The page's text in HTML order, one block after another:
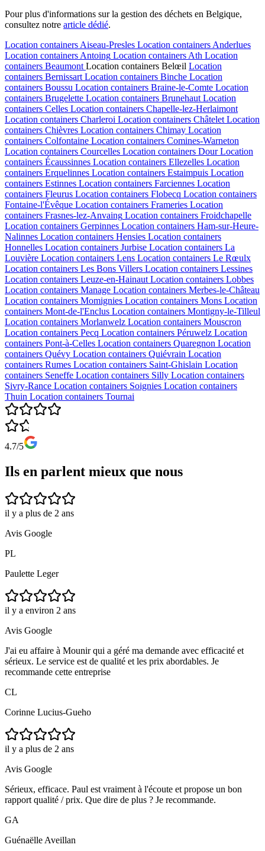
Pour plus d'informations sur la gestion des déchets en Belgique,
consultez notre article dédié.
Location containersAiseau-Presles Location containersAnderlues
Location containersAntoing Location containersAth Location
containers Beaumont Location containers Belœil Location
containers Bernissart Location containers Binche Location
containers Boussu Location containers Braine-le-Comte Location
containers Brugelette Location containers Brunehaut Location
containers Celles Location containers Chapelle-lez-Herlaimont
Location containers Charleroi Location containers Châtelet Location
containers Chièvres Location containers Chimay Location
containers Colfontaine Location containers Comines-Warneton
Location containers Courcelles Location containers Dour Location
containers Écaussinnes Location containers Ellezelles Location
containers Erquelinnes Location containers Estaimpuis Location
containers Estinnes Location containers Farciennes Location
containers Fleurus Location containers Flobecq Location containers
Fontaine-l'Évêque Location containers Frameries Location
containers Frasnes-lez-Anvaing Location containers Froidchapelle
Location containers Gerpinnes Location containers Ham-sur-Heure-
Nalinnes Location containers Hensies Location containers
Honnelles Location containers Jurbise Location containers La
Louvière Location containers Lens Location containers Le Rœulx
Location containers Les Bons Villers Location containers Lessines
Location containers Leuze-en-Hainaut Location containers Lobbes
Location containers Manage Location containers Merbes-le-Château
Location containers Momignies Location containers Mons Location
containers Mont-de-l'Enclus Location containers Montigny-le-Tilleul
Location containers Morlanwelz Location containers Mouscron
Location containers Pecq Location containers Péruwelz Location
containers Pont-à-Celles Location containers Quaregnon Location
containers Quévy Location containers Quiévrain Location
containers Rumes Location containers Saint-Ghislain Location
containers Seneffe Location containers Silly Location containers
Sivry-Rance Location containers Soignies Location containers
Thuin Location containers Tournai
4.7/5
Ils en parlent mieux que nous
il y a plus de 2 ans
Avis Google
PL
Paulette Leger
il y a environ 2 ans
Avis Google
J'ai eu affaire à Mounir qui a géré ma demande avec efficacité et
sérieux. Le service est de qualité et les prix abordables. Je
recommande cette entreprise
CL
Corinne Lucius-Gueho
il y a plus de 2 ans
Avis Google
Sérieux, efficace. Paul est vraiment à l'écoute et propose un bon
rapport qualité / prix. Que dire de plus ? Je recommande.
GA
Guénaëlle Aveillan